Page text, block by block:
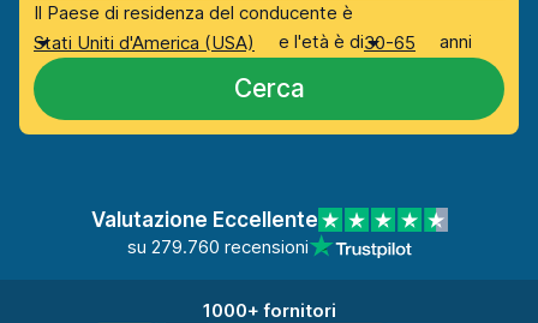
Il Paese di residenza del conducente è
Stati Uniti d'America (USA)
e l'età è di30-65 anni
Cerca
Valutazione Eccellente
su 279.760 recensioni
1000+ fornitori